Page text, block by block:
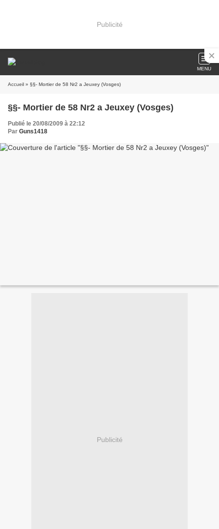
Publicité
MENU
Accueil » §§- Mortier de 58 Nr2 a Jeuxey (Vosges)
§§- Mortier de 58 Nr2 a Jeuxey (Vosges)
Publié le 20/08/2009 à 22:12
Par Guns1418
Publicité